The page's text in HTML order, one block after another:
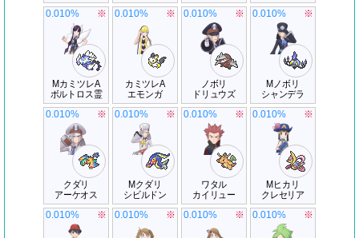
MカミツレA
ボルトロス霊
0.010% ※
カミツレA
エモンガ
0.010% ※
ノボリ
ドリュウズ
0.010% ※
Mノボリ
シャンデラ
0.010% ※
クダリ
アーケオス
0.010% ※
Mクダリ
シビルドン
0.010% ※
ワタル
カイリュー
0.010% ※
Mヒカリ
クレセリア
0.010% ※
0.010% ※ 0.010% ※ 0.010% ※ 0.010% ※